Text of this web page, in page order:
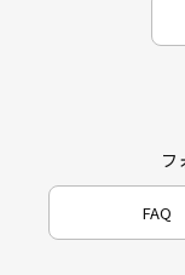
フ
FAQ